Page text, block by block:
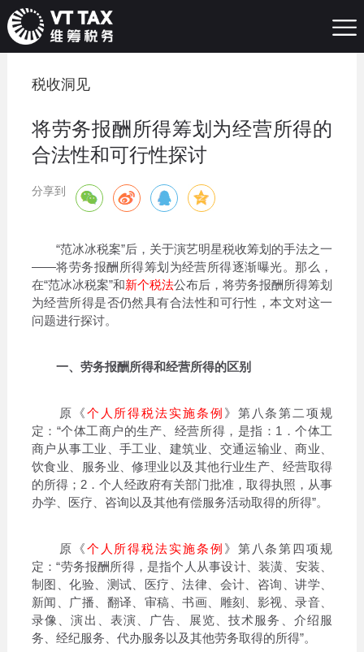
税收洞见
将劳务报酬所得筹划为经营所得的
合法性和可行性探讨
分享到
“范冰冰税案”后，关于演艺明星税收筹划的手法之一
——将劳务报酬所得筹划为经营所得逐渐曝光。那么，
在“范冰冰税案”和新个税法公布后，将劳务报酬所得筹划
为经营所得是否仍然具有合法性和可行性，本文对这一
问题进行探讨。
一、劳务报酬所得和经营所得的区别
原《个人所得税法实施条例 》第八条第二项规
定：“个体工商户的生产、经营所得，是指：1．个体工
商户从事工业、手工业、建筑业、交通运输业、商业、
饮食业、服务业、修理业以及其他行业生产、经营取得
的所得；2．个人经政府有关部门批准，取得执照，从事
办学、医疗、咨询以及其他有偿服务活动取得的所得”。
原《个人所得税法实施条例 》第八条第四项规
定：“劳务报酬所得，是指个人从事设计、装潢、安装、
制图、化验、测试、医疗、法律、会计、咨询、讲学、
新闻、广播、翻译、审稿、书画、雕刻、影视、录音、
录像、演出、表演、广告、展览、技术服务、介绍服
务、经纪服务、代办服务以及其他劳务取得的所得”。